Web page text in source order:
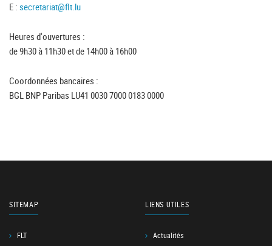
E : secretariat@flt.lu
Heures d'ouvertures :
de 9h30 à 11h30 et de 14h00 à 16h00
Coordonnées bancaires :
BGL BNP Paribas LU41 0030 7000 0183 0000
SITEMAP
FLT
LIENS UTILES
Actualités